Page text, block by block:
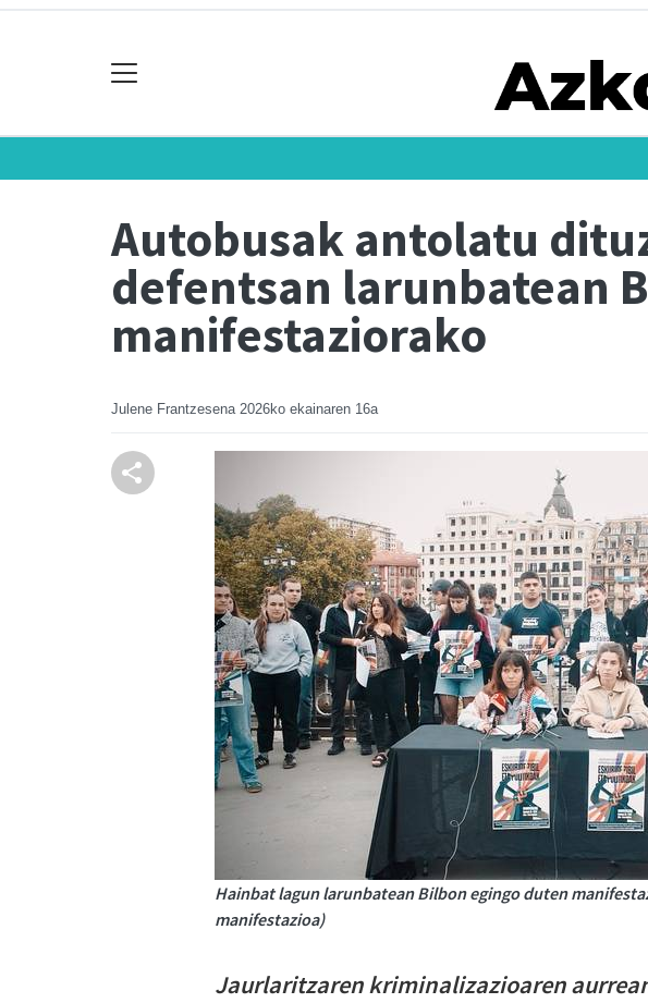
Autobusak antolatu
defentsan larunbatean
manifestaziorako
Julene Frantzesena 2026ko ekainaren 16a
Hainbat lagun larunbatean Bilbon egingo duten
manifestazioa)
Jaurlaritzaren kriminalizazioaren